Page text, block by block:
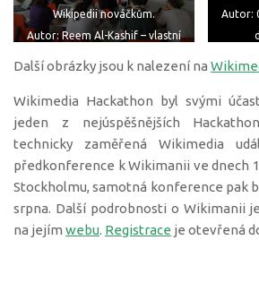
Wikipedii nováčkům.
Autor: Reem Al-Kashif – vlastní
Autor:
Další obrázky jsou k nalezení na
Wikimedia Hackathon byl svými
jeden z nejúspěšnějších
technicky zaměřená Wikimedia
předkonference k Wikimanii ve dnech
Stockholmu, samotná konference pak
srpna. Další podrobnosti o Wikimanii
na jejím webu. Registrace je otevřená